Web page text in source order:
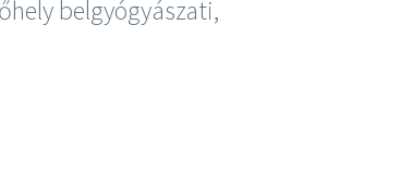
belgyógyászati,